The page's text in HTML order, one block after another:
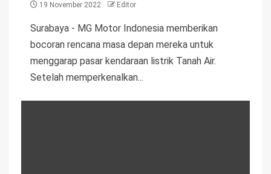
19 November 2022 Editor
Surabaya - MG Motor Indonesia memberikan
bocoran rencana masa depan mereka untuk
menggarap pasar kendaraan listrik Tanah Air.
Setelah memperkenalkan...